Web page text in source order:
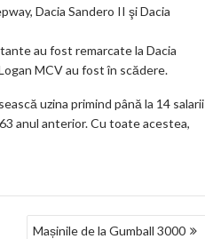
Dacia Sandero II şi Dacia
au fost remarcate la Dacia
MCV au fost în scădere.
uzina primind până la 14 salarii
anul anterior. Cu toate acestea,
Mașinile de la Gumball 3000